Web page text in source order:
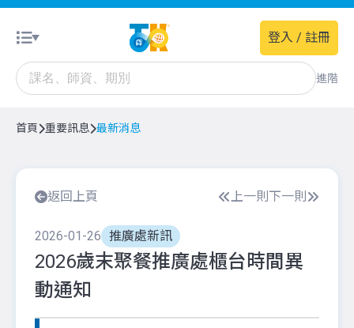
進階
登入 / 註冊
首頁 重要訊息 最新消息
返回上頁 上一則 下一則
2026-01-26 推廣處新訊
2026歲末聚餐推廣處櫃台時間異
動通知